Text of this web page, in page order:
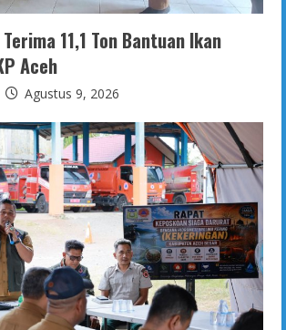
11,1 Ton Bantuan Ikan
Aceh
Agustus 9, 2026